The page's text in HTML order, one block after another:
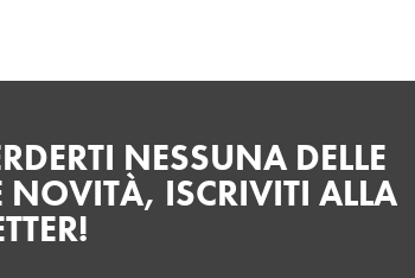
NESSUNA DELLE
NOVITÀ, ISCRIVITI ALLA